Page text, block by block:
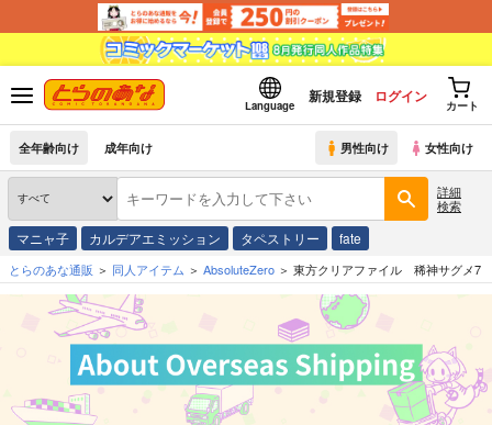
Language
新規登録 ログイン
カート
全年齢向け 成年向け 男性向け 女性向け
詳細
検索
マニャ子 カルデアエミッション タペストリー fate
とらのあな通販 同人アイテム AbsoluteZero 東方クリアファイル 稀神サグメ7